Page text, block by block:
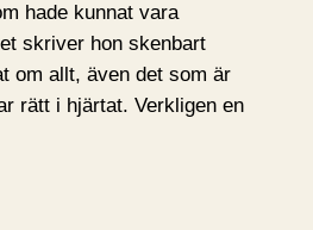
hade kunnat vara
skriver hon skenbart
om allt, även det som är
rätt i hjärtat. Verkligen en